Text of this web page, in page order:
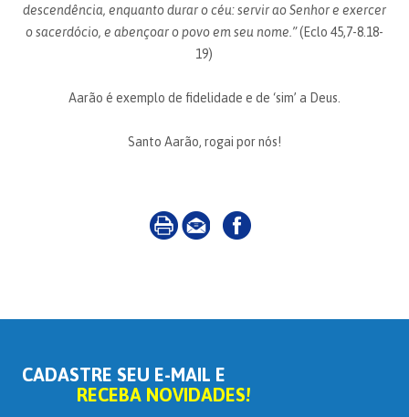
descendência, enquanto durar o céu: servir ao Senhor e exercer
o sacerdócio, e abençoar o povo em seu nome.”(Eclo 45,7-8.18-
19)
Aarão é exemplo de fidelidade e de ‘sim’ a Deus.
Santo Aarão, rogai por nós!
CADASTRE SEU E-MAIL E
RECEBA NOVIDADES!